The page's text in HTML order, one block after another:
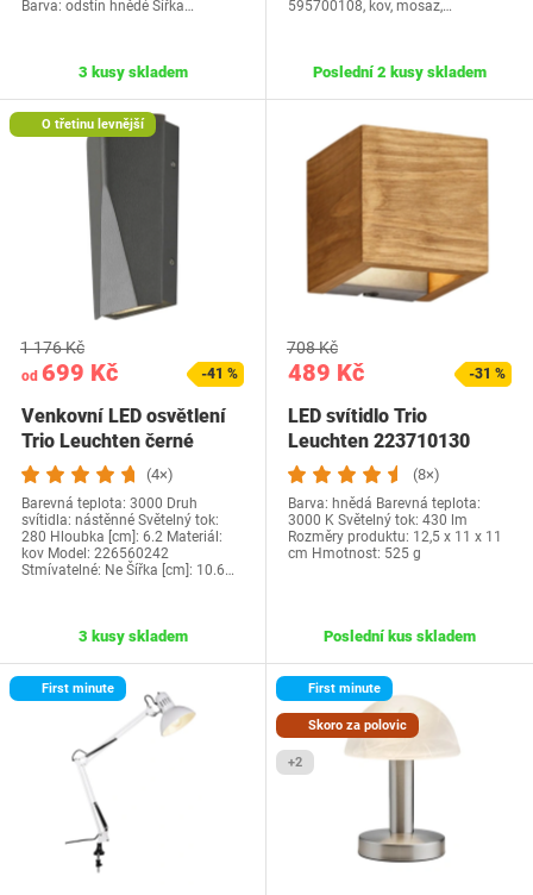
Barva: odstín hnědé Šířka…
3 kusy skladem
595700108, kov, mosaz,…
Poslední 2 kusy skladem
O třetinu levnější
od 699 Kč
1 176 Kč
-41 %
Venkovní LED osvětlení
Trio Leuchten černé
(4×)
Barevná teplota: 3000 Druh
svítidla: nástěnné Světelný tok:
280 Hloubka [cm]: 6.2 Materiál:
kov Model: 226560242
Stmívatelné: Ne Šířka [cm]: 10.6…
3 kusy skladem
489 Kč
708 Kč
-31 %
LED svítidlo Trio
Leuchten 223710130
(8×)
Barva: hnědá Barevná teplota:
3000 K Světelný tok: 430 lm
Rozměry produktu‎: 12,5 x 11 x 11
cm Hmotnost: 525 g
Poslední kus skladem
First minute First minute
Skoro za polovic
+2